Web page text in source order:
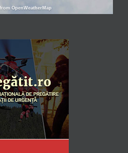
OpenWeatherMap